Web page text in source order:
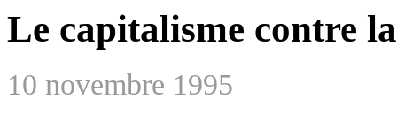
Le capitalisme contre
10 novembre 1995